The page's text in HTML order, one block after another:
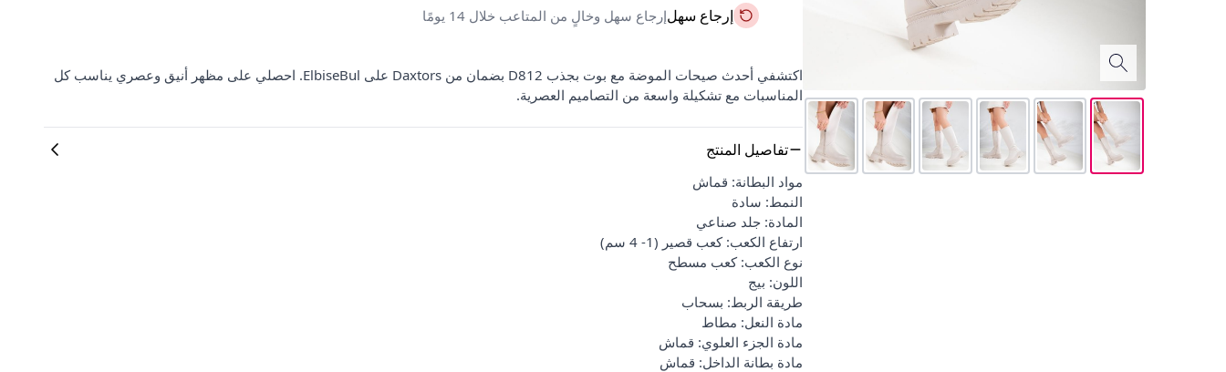
إرجاع سهلإرجاع سهل وخالٍ من المتاعب خلال 14 يومًا
اكتشفي أحدث صيحات الموضة مع بوت بجذب D812 بضمان من Daxtors على ElbiseBul. احصلي على مظهر أنيق وعصري يناسب كل
المناسبات مع تشكيلة واسعة من التصاميم العصرية.
تفاصيل المنتج
مواد البطانة: قماش
النمط: سادة
المادة: جلد صناعي
ارتفاع الكعب: كعب قصير (1- 4 سم)
نوع الكعب: كعب مسطح
اللون: بيج
طريقة الربط: بسحاب
مادة النعل: مطاط
مادة الجزء العلوي: قماش
مادة بطانة الداخل: قماش